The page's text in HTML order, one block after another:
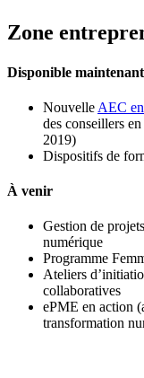
Zone
Disponible maintenant
Nouvelle AEC
des conseillers
2019)
Dispositifs de
À venir
Gestion de
numérique
Programme
Ateliers
collaboratives
ePME en action
transformation